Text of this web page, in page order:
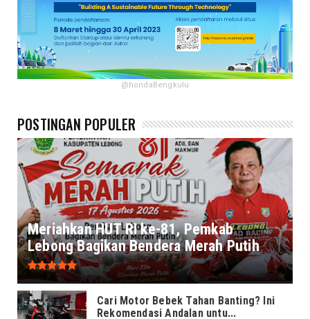
@hondaBengkulu
POSTINGAN POPULER
Meriahkan HUT RI ke-81, Pemkab
Lebong Bagikan Bendera Merah Putih
Cari Motor Bebek Tahan Banting? Ini
Rekomendasi Andalan untu...